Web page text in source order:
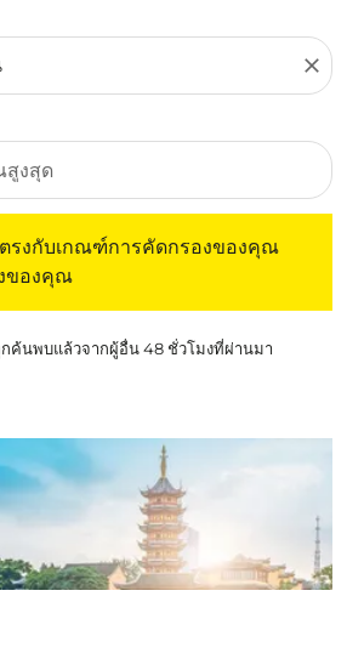
close
รงกับเกณฑ์การคัดกรองของคุณ
ของคุณ
ค้นพบแล้วจากผู้อื่น 48 ชั่วโมงที่ผ่านมา